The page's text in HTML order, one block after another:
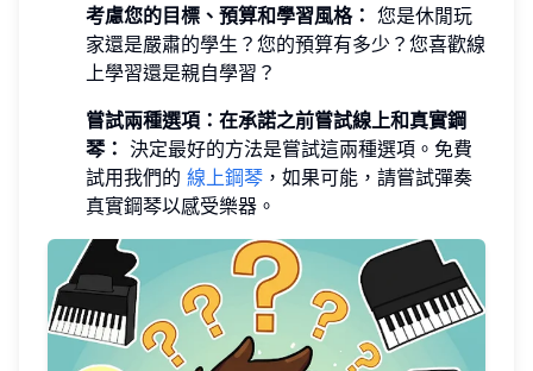
考慮您的目標、預算和學習風格： 您是休閒玩
家還是嚴肅的學生？您的預算有多少？您喜歡線
上學習還是親自學習？
嘗試兩種選項：在承諾之前嘗試線上和真實鋼
琴： 決定最好的方法是嘗試這兩種選項。免費
試用我們的 線上鋼琴 ，如果可能，請嘗試彈奏
真實鋼琴以感受樂器。